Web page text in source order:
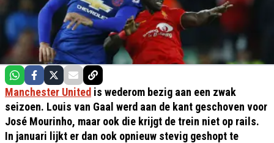
Manchester United is wederom bezig aan een zwak
seizoen. Louis van Gaal werd aan de kant geschoven voor
José Mourinho, maar ook die krijgt de trein niet op rails.
In januari lijkt er dan ook opnieuw stevig geshopt te